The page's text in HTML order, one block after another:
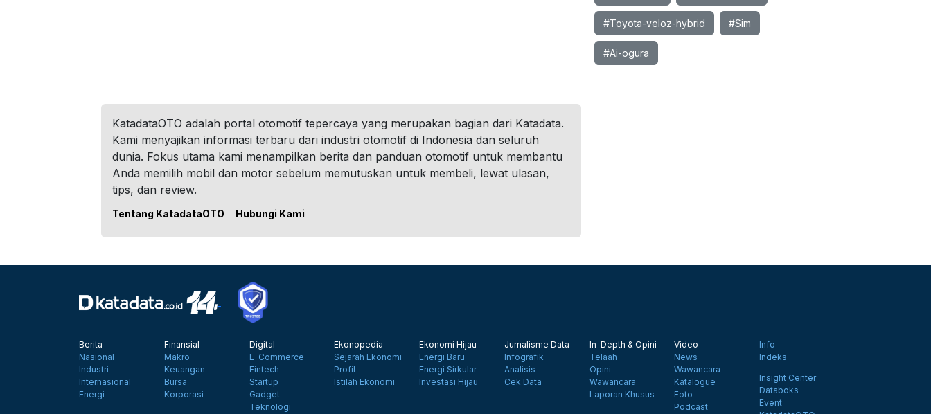
#Toyota-veloz-hybrid #Sim
#Ai-ogura
KatadataOTO adalah portal otomotif tepercaya yang merupakan bagian dari Katadata.
Kami menyajikan informasi terbaru dari industri otomotif di Indonesia dan seluruh
dunia. Fokus utama kami menampilkan berita dan panduan otomotif untuk membantu
Anda memilih mobil dan motor sebelum memutuskan untuk membeli, lewat ulasan,
tips, dan review.
Tentang KatadataOTO Hubungi Kami
Berita
Nasional
Industri
Internasional
Energi
Finansial
Makro
Keuangan
Bursa
Korporasi
Digital
E-Commerce
Fintech
Startup
Gadget
Teknologi
Ekonopedia
Sejarah Ekonomi
Profil
Istilah Ekonomi
Ekonomi Hijau
Energi Baru
Energi Sirkular
Investasi Hijau
Jurnalisme Data
Infografik
Analisis
Cek Data
In-Depth & Opini
Telaah
Opini
Wawancara
Laporan Khusus
Video
News
Wawancara
Katalogue
Foto
Podcast
Info
Indeks
Insight Center
Databoks
Event